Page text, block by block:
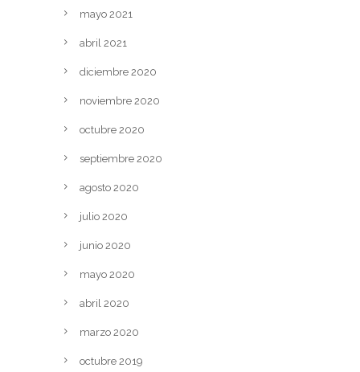
mayo 2021
abril 2021
diciembre 2020
noviembre 2020
octubre 2020
septiembre 2020
agosto 2020
julio 2020
junio 2020
mayo 2020
abril 2020
marzo 2020
octubre 2019